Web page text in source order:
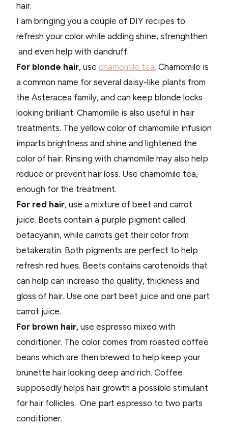
hair.
I am bringing you a couple of DIY recipes to
refresh your color while adding shine, strenghthen
and even help with dandruff.
For blonde hair, use chamomile tea. Chamomile is
a common name for several daisy-like plants from
the Asteracea family, and can keep blonde locks
looking brilliant. Chamomile is also useful in hair
treatments. The yellow color of chamomile infusion
imparts brightness and shine and lightened the
color of hair. Rinsing with chamomile may also help
reduce or prevent hair loss. Use chamomile tea,
enough for the treatment.
For red hair, use a mixture of beet and carrot
juice. Beets contain a purple pigment called
betacyanin, while carrots get their color from
betakeratin. Both pigments are perfect to help
refresh red hues. Beets contains carotenoids that
can help can increase the quality, thickness and
gloss of hair. Use one part beet juice and one part
carrot juice.
For brown hair, use espresso mixed with
conditioner. The color comes from roasted coffee
beans which are then brewed to help keep your
brunette hair looking deep and rich. Coffee
supposedly helps hair growth a possible stimulant
for hair follicles. One part espresso to two parts
conditioner.